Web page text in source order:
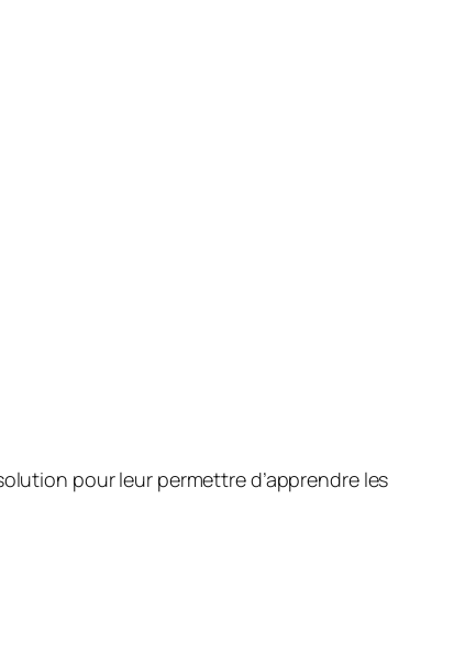
pour leur permettre d’apprendre les